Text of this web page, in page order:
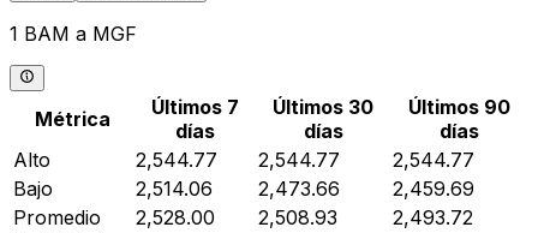
1 BAM a MGF
Métrica
Últimos 7
días
Últimos 30
días
Últimos 90
días
Alto
2,544.77 2,544.77
2,544.77
Bajo
2,514.06 2,473.66
2,459.69
Promedio
2,528.00 2,508.93
2,493.72